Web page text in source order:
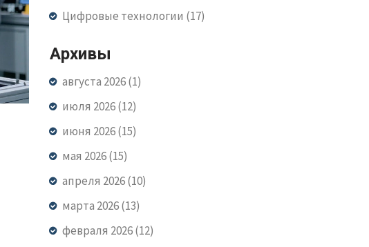
Цифровые технологии (17)
Архивы
августа 2026(1)
июля 2026(12)
июня 2026(15)
мая 2026(15)
апреля 2026(10)
марта 2026(13)
февраля 2026(12)